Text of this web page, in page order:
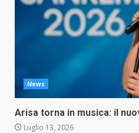
News
Arisa torna in musica: il
Luglio 13, 2026